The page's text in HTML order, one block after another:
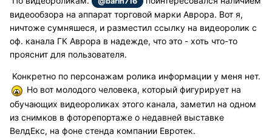
видеообзора на аппарат торговой марки Аврора. Вот я,
ничтоже сумняшеся, и разместил ссылку на видеоролик с
оф. канала ГК Аврора в надежде, что это - хоть что-то
прояснит для пользователя.
Конкретно по персонажам ролика информации у меня нет.
Но вот молодого человека, который фигурирует на
обучающих видеороликах этого канала, заметил на одном
из снимков в фоторепортаже о недавней выставке
ВелдЕкс, на фоне стенда компании Евротек.